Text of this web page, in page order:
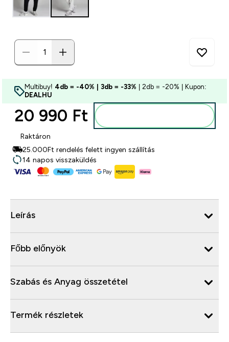
Multibuy! 4db = -40% | 3db = -33% | 2db = -20% | Kupon:
DEALHU
20 990 Ft‎
Raktáron
25.000Ft rendelés felett ingyen szállítás
14 napos visszaküldés
Leírás
Főbb előnyök
Szabás és Anyag összetétel
Termék részletek